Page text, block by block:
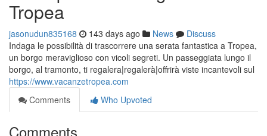
Tropea
jasonudun835168 143 days ago News
Discuss
Indaga le possibilità di trascorrere una serata fantastica a Tropea,
un borgo meraviglioso con vicoli segreti. Un passeggiata lungo il
borgo, al tramonto, ti regalera|regalerà|offrirà viste incantevoli sul
https://www.vacanzetropea.com
Comments
Who Upvoted
Comments